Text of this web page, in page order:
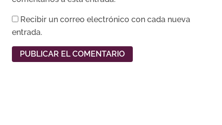
Recibir un correo electrónico con cada nueva
entrada.